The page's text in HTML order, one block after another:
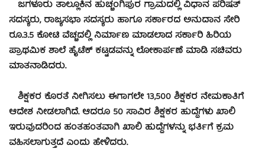
ಜಗಳೂರು ತಾಲ್ಲೂಕಿನ ಹುಚ್ಚಂಗಿಪುರ ಗ್ರಾಮದಲ್ಲಿ ವಿಧಾನ ಪರಿಷತ್
ಸದಸ್ಯರು, ರಾಜ್ಯಸಭಾ ಸದಸ್ಯರು ಹಾಗೂ ಸರ್ಕಾರದ ಅನುದಾನ ಸೇರಿ
ರೂ.3.5 ಕೋಟಿ ವೆಚ್ಚದಲ್ಲಿ ನಿರ್ಮಾಣ ಮಾಡಲಾದ ಸರ್ಕಾರಿ ಹಿರಿಯ
ಪ್ರಾಥಮಿಕ ಶಾಲೆ ಹೈಟೆಕ್ ಕಟ್ಟಡವನ್ನು ಲೋಕಾರ್ಪಣೆ ಮಾಡಿ ಸಚಿವರು
ಮಾತನಾಡಿದರು.
ಶಿಕ್ಷಕರ ಕೊರತೆ ನೀಗಿಸಲು ಈಗಾಗಲೇ 13,500 ಶಿಕ್ಷಕರ ನೇಮಕಾತಿಗೆ
ಆದೇಶ ನೀಡಲಾಗಿದೆ. ಆದರೂ 50 ಸಾವಿರ ಶಿಕ್ಷಕರ ಹುದ್ದೆಗಳು ಖಾಲಿ
ಇರುವುದರಿಂದ ಹಂತಹಂತವಾಗಿ ಖಾಲಿ ಹುದ್ದೆಗಳನ್ನು ಭರ್ತಿಗೆ ಕ್ರಮ
ವಹಿಸಲಾಗುತ್ತದೆ ಎಂದು ಹೇಳಿದರು.